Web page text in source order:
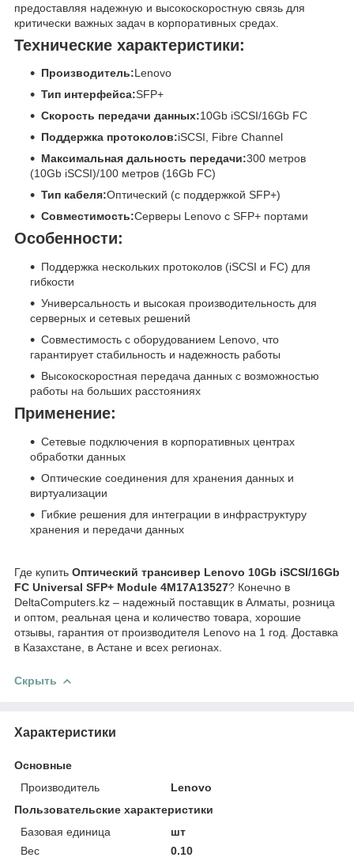
предоставляя надежную и высокоскоростную связь для
критически важных задач в корпоративных средах.
Технические характеристики:
Производитель:Lenovo
Тип интерфейса:SFP+
Скорость передачи данных:10Gb iSCSI/16Gb FC
Поддержка протоколов:iSCSI, Fibre Channel
Максимальная дальность передачи:300 метров
(10Gb iSCSI)/100 метров (16Gb FC)
Тип кабеля:Оптический (с поддержкой SFP+)
Совместимость:Серверы Lenovo с SFP+ портами
Особенности:
Поддержка нескольких протоколов (iSCSI и FC) для
гибкости
Универсальность и высокая производительность для
серверных и сетевых решений
Совместимость с оборудованием Lenovo, что
гарантирует стабильность и надежность работы
Высокоскоростная передача данных с возможностью
работы на больших расстояниях
Применение:
Сетевые подключения в корпоративных центрах
обработки данных
Оптические соединения для хранения данных и
виртуализации
Гибкие решения для интеграции в инфраструктуру
хранения и передачи данных
Где купить Оптический трансивер Lenovo 10Gb iSCSI/16Gb
FC Universal SFP+ Module 4M17A13527? Конечно в
DeltaComputers.kz – надежный поставщик в Алматы, розница
и оптом, реальная цена и количество товара, хорошие
отзывы, гарантия от производителя Lenovo на 1 год. Доставка
в Казахстане, в Астане и всех регионах.
Скрыть
Характеристики
Основные
Производитель
Lenovo
Пользовательские характеристики
Базовая единица
шт
Вес
0.10